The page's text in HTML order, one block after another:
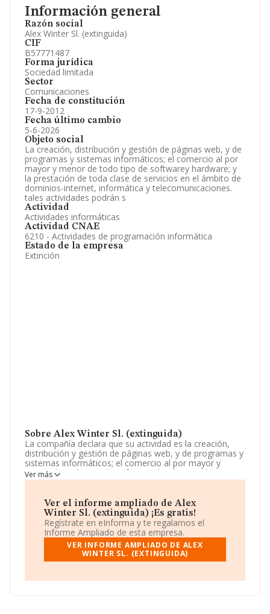
Información general
Razón social
Alex Winter Sl. (extinguida)
CIF
B57771487
Forma jurídica
Sociedad limitada
Sector
Comunicaciones
Fecha de constitución
17-9-2012
Fecha último cambio
5-6-2026
Objeto social
La creación, distribución y gestión de páginas web, y de
programas y sistemas informáticos; el comercio al por
mayor y menor de todo tipo de softwarey hardware; y
la prestación de toda clase de servicios en el ámbito de
dominios-internet, informática y telecomunicaciones.
tales actividades podrán s
Actividad
Actividades informáticas
Actividad CNAE
6210 - Actividades de programación informática
Estado de la empresa
Extinción
Sobre Alex Winter Sl. (extinguida)
La compañía declara que su actividad es la creación,
distribución y gestión de páginas web, y de programas y
sistemas informáticos; el comercio al por mayor y
menor de todo tipo de softwarey hardware; y la
prestación de toda clase de servicios en el ámbito de
tales actividades podrán s. La empresa aparece inscrita
en el Registro Mercantil como Sociedad Limitada. Tiene
CNAE: 6210 - '%cnae%'. La compañía no tiene actividad
en mercados exteriores.
La compañíaAlex Winter S.L. (extinguida), con NIF
B57771487, está situada en Plaza Major núm. 1,
Ver más
Ver el informe ampliado de Alex
Winter Sl. (extinguida) ¡Es gratis!
Regístrate en eInforma y te regalamos el
Informe Ampliado de esta empresa.
VER INFORME AMPLIADO DE ALEX
WINTER SL. (EXTINGUIDA)
Información oficial y registral complementaria.